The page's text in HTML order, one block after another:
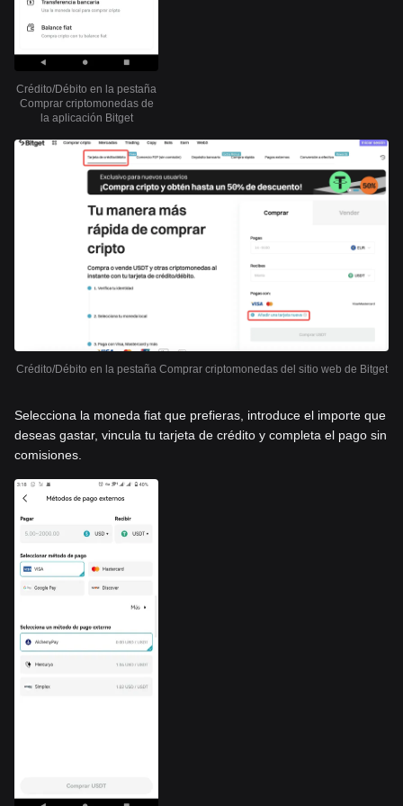
Crédito/Débito en la pestaña
Comprar criptomonedas de
la aplicación Bitget
Crédito/Débito en la pestaña Comprar criptomonedas del sitio web de Bitget
Selecciona la moneda fiat que prefieras, introduce el importe que
deseas gastar, vincula tu tarjeta de crédito y completa el pago sin
comisiones.